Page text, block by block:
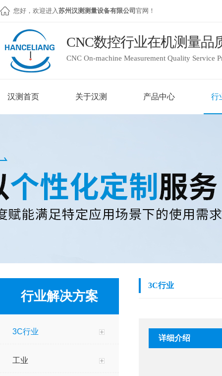
您好，欢迎进入苏州汉测测量设备有限公司 官网！
CNC数控行业在机测量品
CNC On-machine Measurement Quality Service
汉测首页 关于汉测 产品中心 行
行业解决方案
3C行业
工业
3C行业
详细介绍